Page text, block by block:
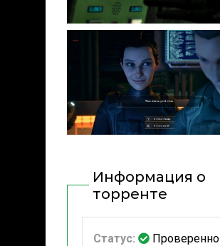
Информация о
торренте
Статус: Проверенно